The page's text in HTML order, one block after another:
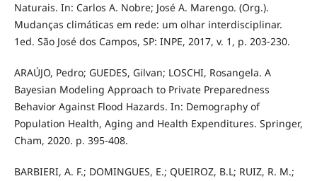
Naturais. In: Carlos A. Nobre; José A. Marengo. (Org.).
Mudanças climáticas em rede: um olhar interdisciplinar.
1ed. São José dos Campos, SP: INPE, 2017, v. 1, p. 203-230.
ARAÚJO, Pedro; GUEDES, Gilvan; LOSCHI, Rosangela. A
Bayesian Modeling Approach to Private Preparedness
Behavior Against Flood Hazards. In: Demography of
Population Health, Aging and Health Expenditures. Springer,
Cham, 2020. p. 395-408.
BARBIERI, A. F.; DOMINGUES, E.; QUEIROZ, B.L; RUIZ, R. M.;